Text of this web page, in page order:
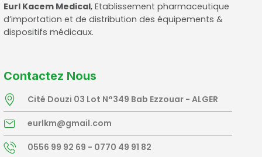
Eurl Kacem Medical, Etablissement pharmaceutique
d’importation et de distribution des équipements &
dispositifs médicaux.
Contactez Nous
Cité Douzi 03 Lot N°349 Bab Ezzouar - ALGER
eurlkm@gmail.com
0556 99 92 69 - 0770 49 91 82